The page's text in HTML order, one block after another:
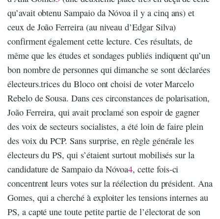
qu’avait obtenu Sampaio da Nóvoa il y a cinq ans) et
ceux de João Ferreira (au niveau d’Edgar Silva)
confirment également cette lecture. Ces résultats, de
même que les études et sondages publiés indiquent qu’un
bon nombre de personnes qui dimanche se sont déclarées
électeurs.trices du Bloco ont choisi de voter Marcelo
Rebelo de Sousa. Dans ces circonstances de polarisation,
João Ferreira, qui avait proclamé son espoir de gagner
des voix de secteurs socialistes, a été loin de faire plein
des voix du PCP. Sans surprise, en règle générale les
électeurs du PS, qui s’étaient surtout mobilisés sur la
candidature de Sampaio da Nóvoa4, cette fois-ci
concentrent leurs votes sur la réélection du président. Ana
Gomes, qui a cherché à exploiter les tensions internes au
PS, a capté une toute petite partie de l’électorat de son